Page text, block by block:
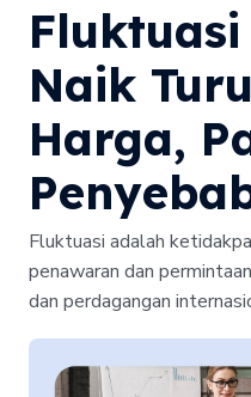
Naik
Harga,
Fluktuasi adalah
penawaran dan
dan perdagangan